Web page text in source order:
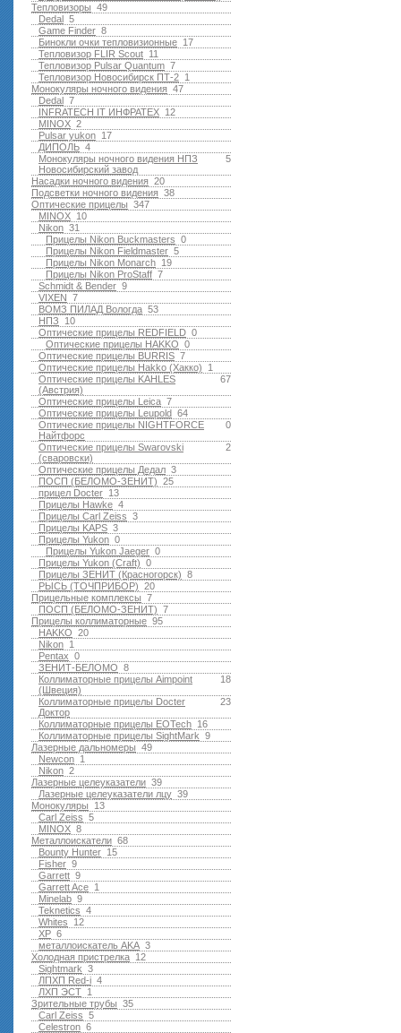
49
Тепловизоры
5
Dedal
8
Game Finder
17
Бинокли очки тепловизионные
11
Тепловизор FLIR Scout
7
Тепловизор Pulsar Quantum
1
Тепловизор Новосибирск ПТ-2
47
Монокуляры ночного видения
7
Dedal
12
INFRATECH IT ИНФРАТЕХ
2
MINOX
17
Pulsar yukon
4
ДИПОЛЬ
5
Монокуляры ночного видения НПЗ
Новосибирский завод
20
Насадки ночного видения
38
Подсветки ночного видения
347
Оптические прицелы
10
MINOX
31
Nikon
0
Прицелы Nikon Buckmasters
5
Прицелы Nikon Fieldmaster
19
Прицелы Nikon Monarch
7
Прицелы Nikon ProStaff
9
Schmidt & Bender
7
VIXEN
53
ВОМЗ ПИЛАД Вологда
10
НПЗ
0
Оптические прицелы REDFIELD
0
Оптические прицелы HAKKO
7
Оптические прицелы BURRIS
1
Оптические прицелы Hakko (Хакко)
67
Оптические прицелы KAHLES
(Австрия)
7
Оптические прицелы Leica
64
Оптические прицелы Leupold
0
Оптические прицелы NIGHTFORCE
Найтфорс
2
Оптические прицелы Swarovski
(сваровски)
3
Оптические прицелы Дедал
25
ПОСП (БЕЛОМО-ЗЕНИТ)
13
прицел Docter
4
Прицелы Hawke
3
Прицелы Carl Zeiss
3
Прицелы KAPS
0
Прицелы Yukon
0
Прицелы Yukon Jaeger
0
Прицелы Yukon (Craft)
8
Прицелы ЗЕНИТ (Красногорск)
20
РЫСЬ (ТОЧПРИБОР)
7
Прицельные комплексы
7
ПОСП (БЕЛОМО-ЗЕНИТ)
95
Прицелы коллиматорные
20
HAKKO
1
Nikon
0
Pentax
8
ЗЕНИТ-БЕЛОМО
18
Коллиматорные прицелы Aimpoint
(Швеция)
23
Коллиматорные прицелы Docter
Доктор
16
Коллиматорные прицелы EOTech
9
Коллиматорные прицелы SightMark
49
Лазерные дальномеры
1
Newcon
2
Nikon
39
Лазерные целеуказатели
39
Лазерные целеуказатели лцу
13
Монокуляры
5
Carl Zeiss
8
MINOX
68
Металлоискатели
15
Bounty Hunter
9
Fisher
9
Garrett
1
Garrett Ace
9
Minelab
4
Teknetics
12
Whites
6
XP
3
металлоискатель AKA
12
Холодная пристрелка
3
Sightmark
4
ЛПХП Red-i
1
ЛХП ЭСТ
35
Зрительные трубы
5
Carl Zeiss
6
Celestron